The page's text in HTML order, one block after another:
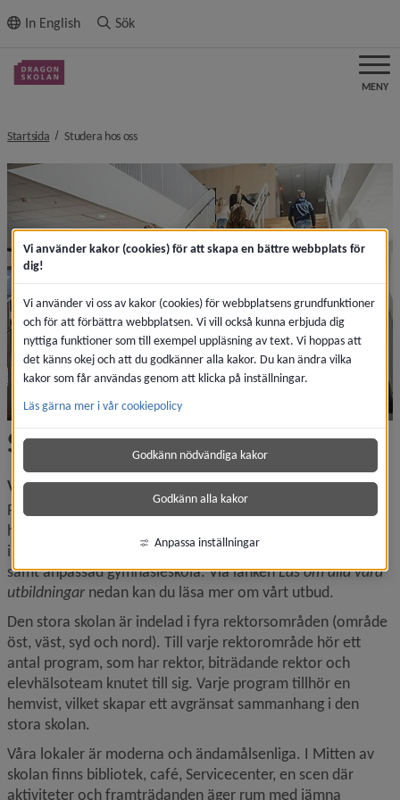
innehållet
In English Sök
MENY
Startsida Studera hos ossnivå i brödsmulenavigeringen
Studera hos oss
Vårt utbud
På Dragonskolan finns ett brett utbud av yrkesprogram,
högskoleförberedande program, lärlingsutbildning,
introduktionsprogram, riksgymnasiet för rörelsehindrade,
samt anpassad gymnasieskola. Via länken Läs om alla våra
utbildningar nedan kan du läsa mer om vårt utbud.
Den stora skolan är indelad i fyra rektorsområden (område
öst, väst, syd och nord). Till varje rektorområde hör ett
antal program, som har rektor, biträdande rektor och
elevhälsoteam knutet till sig. Varje program tillhör en
hemvist, vilket skapar ett avgränsat sammanhang i den
stora skolan.
Våra lokaler är moderna och ändamålsenliga. I Mitten av
skolan finns bibliotek, café, Servicecenter, en scen där
aktiviteter och framträdanden äger rum med jämna
Vi använder kakor (cookies) för att skapa en bättre webbplats för
dig!
Vi använder vi oss av kakor (cookies) för webbplatsens grundfunktioner
och för att förbättra webbplatsen. Vi vill också kunna erbjuda dig
nyttiga funktioner som till exempel uppläsning av text. Vi hoppas att
det känns okej och att du godkänner alla kakor. Du kan ändra vilka
kakor som får användas genom att klicka på inställningar.
Läs gärna mer i vår cookiepolicy
Godkänn nödvändiga kakor
Godkänn alla kakor
Anpassa inställningar